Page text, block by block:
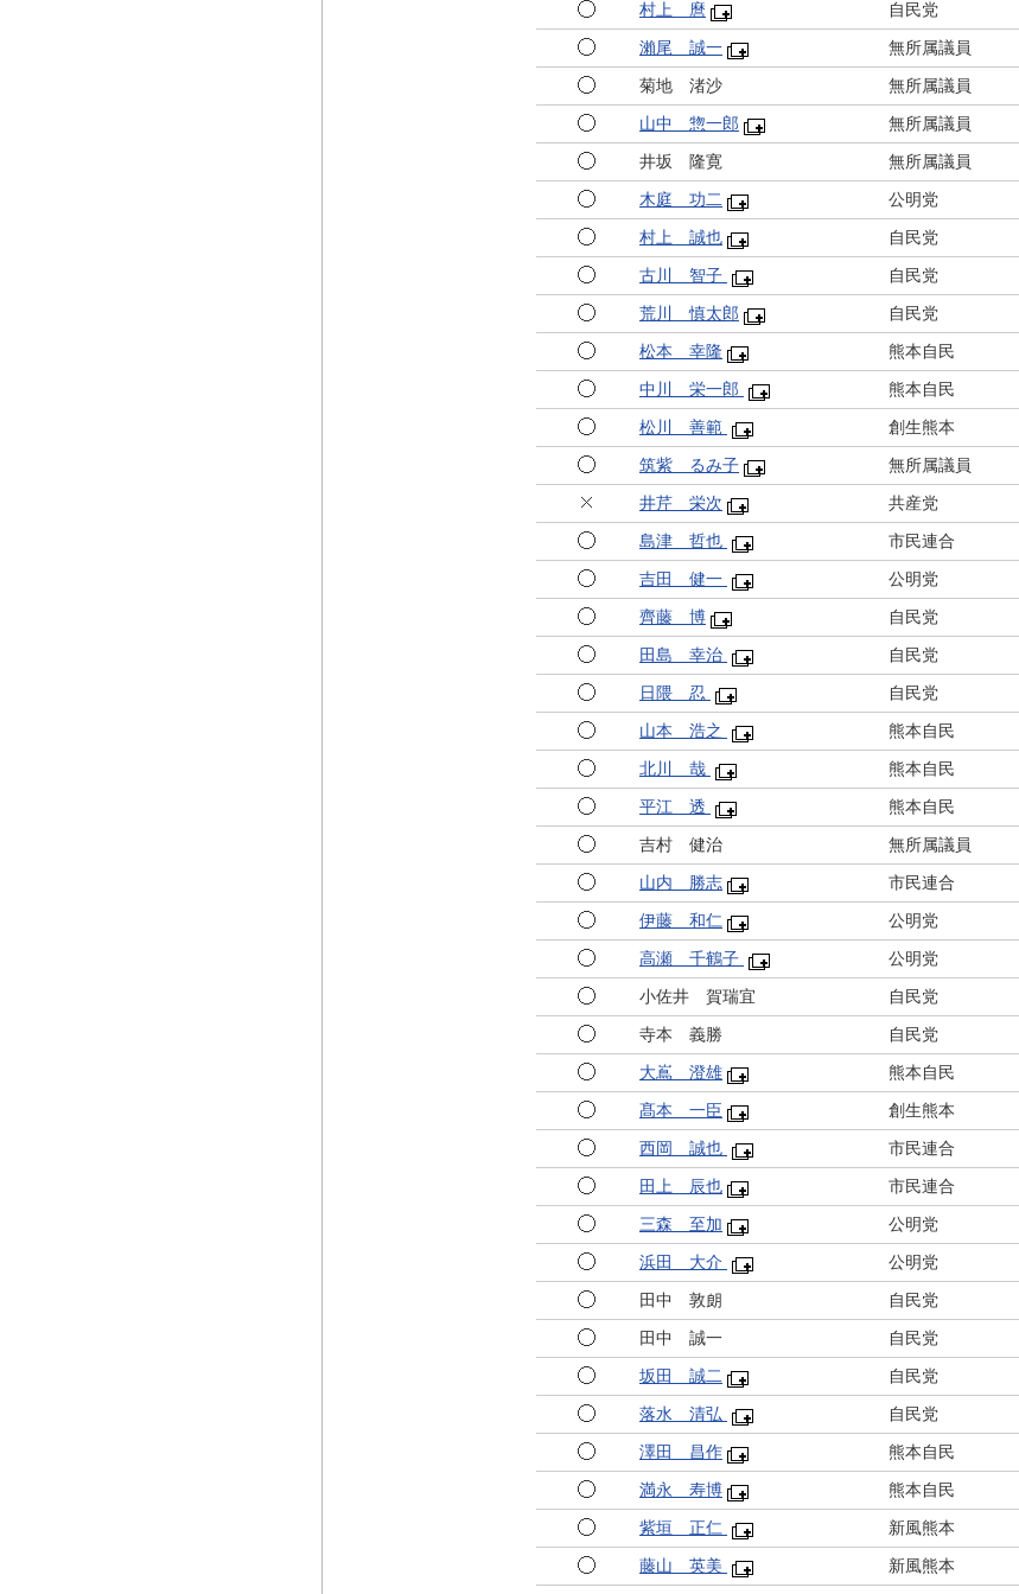
村上 麿 自民党
瀨尾 誠一 無所属議員
菊地 渚沙 無所属議員
山中 惣一郎 無所属議員
井坂 隆寛 無所属議員
木庭 功二 公明党
村上 誠也 自民党
古川 智子 自民党
荒川 慎太郎 自民党
松本 幸隆 熊本自民
中川 栄一郎 熊本自民
松川 善範 創生熊本
筑紫 るみ子 無所属議員
井芹 栄次 共産党
島津 哲也 市民連合
吉田 健一 公明党
齊藤 博 自民党
田島 幸治 自民党
日隈 忍 自民党
山本 浩之 熊本自民
北川 哉 熊本自民
平江 透 熊本自民
吉村 健治 無所属議員
山内 勝志 市民連合
伊藤 和仁 公明党
高瀬 千鶴子 公明党
小佐井 賀瑞宜 自民党
寺本 義勝 自民党
大嶌 澄雄 熊本自民
髙本 一臣 創生熊本
西岡 誠也 市民連合
田上 辰也 市民連合
三森 至加 公明党
浜田 大介 公明党
田中 敦朗 自民党
田中 誠一 自民党
坂田 誠二 自民党
落水 清弘 自民党
澤田 昌作 熊本自民
満永 寿博 熊本自民
紫垣 正仁 新風熊本
藤山 英美 新風熊本